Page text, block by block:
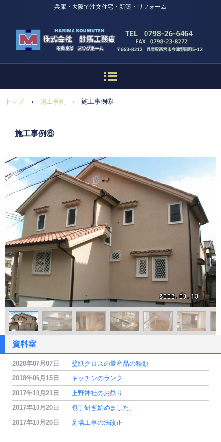
兵庫・大阪で注文住宅・新築・リフォーム
トップ › 施工事例 › 施工事例⑥
施工事例⑥
資料室
2020年07月07日
壁紙クロスの量産品の種類
2018年06月15日
キッチンのランク
2017年10月21日
上野神社のお祭り
2017年10月20日
包丁研ぎ始めました。
2017年10月20日
足場工事の法改正